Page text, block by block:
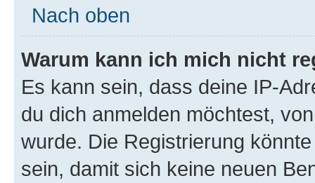
Nach oben
Warum kann ich mich nicht
Es kann sein, dass deine IP-
du dich anmelden möchtest,
wurde. Die Registrierung
sein, damit sich keine neuen